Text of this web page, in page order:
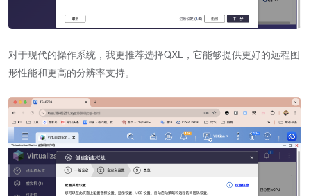
对于现代的操作系统，我更推荐选择QXL，它能够提供更好的远程图
形性能和更高的分辨率支持。